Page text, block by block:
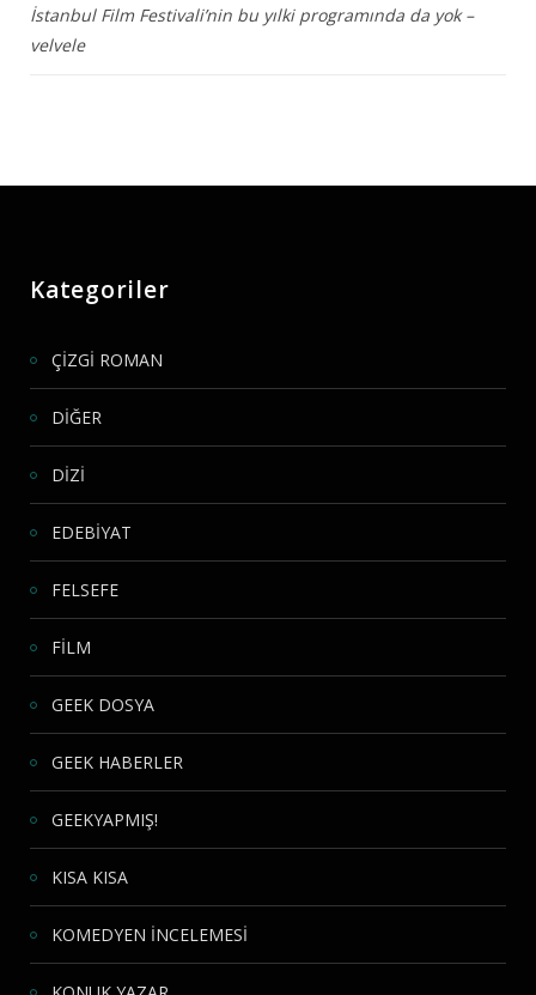
İstanbul Film Festivali’nin bu yılki programında da yok –
velvele
Kategoriler
ÇİZGİ ROMAN
DİĞER
DİZİ
EDEBİYAT
FELSEFE
FİLM
GEEK DOSYA
GEEK HABERLER
GEEKYAPMIŞ!
KISA KISA
KOMEDYEN İNCELEMESİ